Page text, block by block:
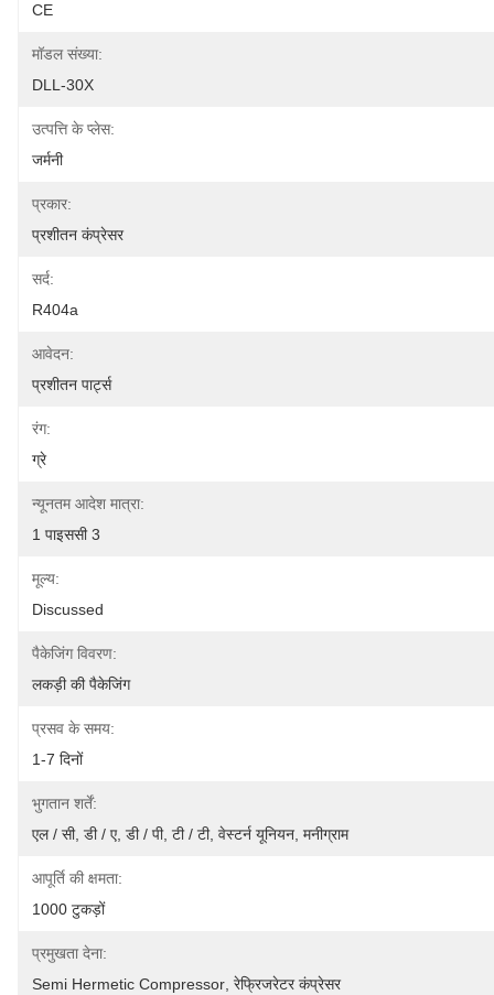
CE
मॉडल संख्या:
DLL-30X
उत्पत्ति के प्लेस:
जर्मनी
प्रकार:
प्रशीतन कंप्रेसर
सर्द:
R404a
आवेदन:
प्रशीतन पार्ट्स
रंग:
ग्रे
न्यूनतम आदेश मात्रा:
1 पाइससी 3
मूल्य:
Discussed
पैकेजिंग विवरण:
लकड़ी की पैकेजिंग
प्रसव के समय:
1-7 दिनों
भुगतान शर्तें:
एल / सी, डी / ए, डी / पी, टी / टी, वेस्टर्न यूनियन, मनीग्राम
आपूर्ति की क्षमता:
1000 टुकड़ों
प्रमुखता देना:
Semi Hermetic Compressor रेफ्रिजरेटर कंप्रेसर